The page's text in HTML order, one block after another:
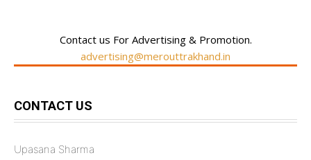
Contact us For Advertising & Promotion.
advertising@merouttrakhand.in
CONTACT US
Upasana Sharma